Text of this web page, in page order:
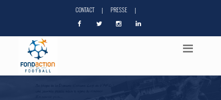
CONTACT | PRESSE |